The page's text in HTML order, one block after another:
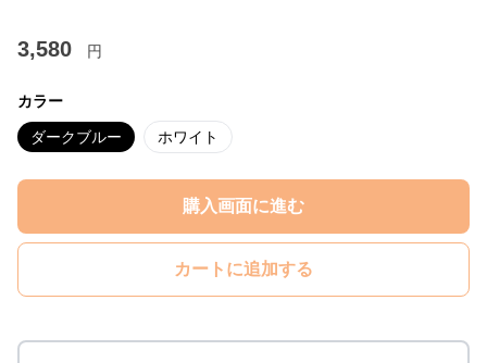
3,580 円
カラー
ダークブルー ホワイト
購入画面に進む
カートに追加する